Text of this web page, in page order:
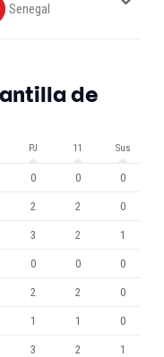
Senegal
de
PJ 11 Sus
0 0 0
2 2 0
3 2 1
0 0 0
2 2 0
1 1 0
3 2 1